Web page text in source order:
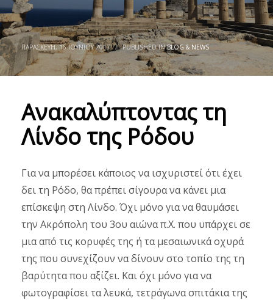
ΠΑΡΑΣΚΕΥΉ, 16 ΙΟΥΝΊΟΥ 2017 / PUBLISHED INBLOG & NEWS
Ανακαλύπτοντας τη
Λίνδο της Ρόδου
Για να μπορέσει κάποιος να ισχυριστεί ότι έχει
δει τη Ρόδο, θα πρέπει σίγουρα να κάνει μια
επίσκεψη στη Λίνδο. Όχι μόνο για να θαυμάσει
την Ακρόπολη του 3ου αιώνα π.Χ. που υπάρχει σε
μια από τις κορυφές της ή τα μεσαιωνικά οχυρά
της που συνεχίζουν να δίνουν στο τοπίο της τη
βαρύτητα που αξίζει. Και όχι μόνο για να
φωτογραφίσει τα λευκά, τετράγωνα σπιτάκια της